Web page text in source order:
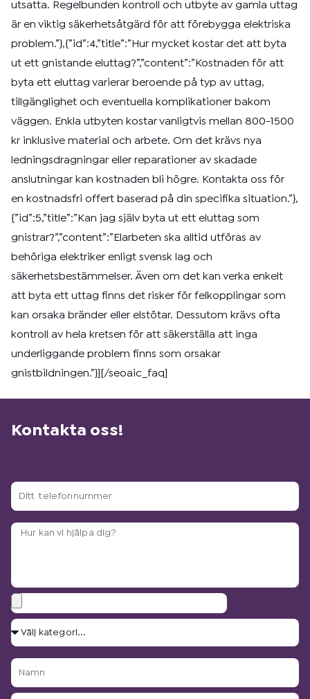
utsatta. Regelbunden kontroll och utbyte av gamla uttag
är en viktig säkerhetsåtgärd för att förebygga elektriska
problem.”},{”id”:4,”title”:”Hur mycket kostar det att byta
ut ett gnistande eluttag?”,”content”:”Kostnaden för att
byta ett eluttag varierar beroende på typ av uttag,
tillgänglighet och eventuella komplikationer bakom
väggen. Enkla utbyten kostar vanligtvis mellan 800-1500
kr inklusive material och arbete. Om det krävs nya
ledningsdragningar eller reparationer av skadade
anslutningar kan kostnaden bli högre. Kontakta oss för
en kostnadsfri offert baserad på din specifika situation.”},
{”id”:5,”title”:”Kan jag själv byta ut ett eluttag som
gnistrar?”,”content”:”Elarbeten ska alltid utföras av
behöriga elektriker enligt svensk lag och
säkerhetsbestämmelser. Även om det kan verka enkelt
att byta ett uttag finns det risker för felkopplingar som
kan orsaka bränder eller elstötar. Dessutom krävs ofta
kontroll av hela kretsen för att säkerställa att inga
underliggande problem finns som orsakar
gnistbildningen.”}][/seoaic_faq]
Kontakta oss!
Ditt
Arbetsbeskrivning?
Bilagor
Välj
Namn